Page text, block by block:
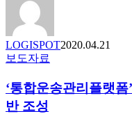
드
라
이
파
트
LOGISPOT2020.04.21
‘통
운
송
관
보도자료
‘통합운송관리플랫
반 조성